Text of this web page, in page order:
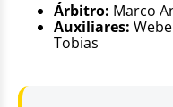
Árbitro: Marco
Auxiliares:
Tobias